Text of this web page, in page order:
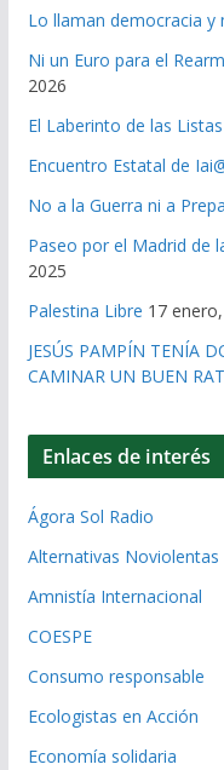
Lo llaman democracia y
Ni un Euro para el
2026
El Laberinto de las
Encuentro Estatal de
No a la Guerra ni a
Paseo por el Madrid de
2025
Palestina Libre 17
JESÚS PAMPÍN TENÍA
CAMINAR UN BUEN
Enlaces de interés
Ágora Sol Radio
Alternativas Noviolentas
Amnistía Internacional
COESPE
Consumo responsable
Ecologistas en Acción
Economía solidaria